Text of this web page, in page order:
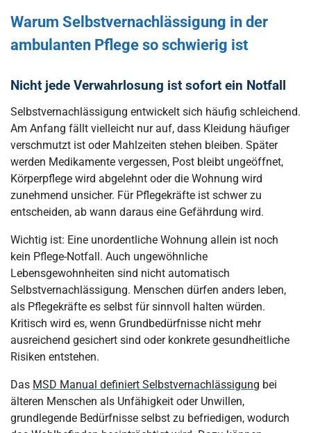
Warum Selbstvernachlässigung in der
ambulanten Pflege so schwierig ist
Nicht jede Verwahrlosung ist sofort ein Notfall
Selbstvernachlässigung entwickelt sich häufig schleichend.
Am Anfang fällt vielleicht nur auf, dass Kleidung häufiger
verschmutzt ist oder Mahlzeiten stehen bleiben. Später
werden Medikamente vergessen, Post bleibt ungeöffnet,
Körperpflege wird abgelehnt oder die Wohnung wird
zunehmend unsicher. Für Pflegekräfte ist schwer zu
entscheiden, ab wann daraus eine Gefährdung wird.
Wichtig ist: Eine unordentliche Wohnung allein ist noch
kein Pflege-Notfall. Auch ungewöhnliche
Lebensgewohnheiten sind nicht automatisch
Selbstvernachlässigung. Menschen dürfen anders leben,
als Pflegekräfte es selbst für sinnvoll halten würden.
Kritisch wird es, wenn Grundbedürfnisse nicht mehr
ausreichend gesichert sind oder konkrete gesundheitliche
Risiken entstehen.
Das MSD Manual definiert Selbstvernachlässigung bei
älteren Menschen als Unfähigkeit oder Unwillen,
grundlegende Bedürfnisse selbst zu befriedigen, wodurch